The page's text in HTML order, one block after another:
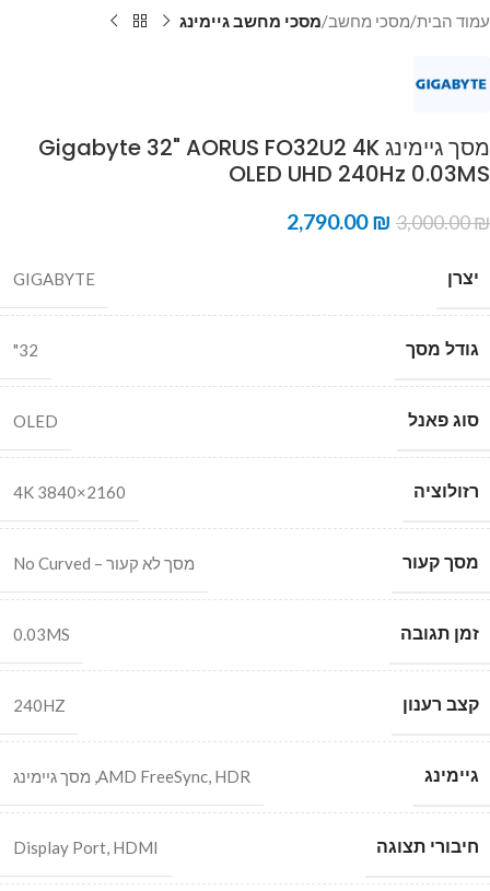
עמוד הבית מסכי מחשב מסכי מחשב גיימינג
מסך גיימינג Gigabyte 32" AORUS FO32U2 4K
OLED UHD 240Hz 0.03MS
3,000.00₪
2,790.00₪
יצרן GIGABYTE
גודל מסך 32"
סוג פאנל OLED
רזולוציה 4K 3840×2160
מסך קעור מסך לא קעור – No Curved
זמן תגובה 0.03MS
קצב רענון 240HZ
גיימינג AMD FreeSync, HDR
, מסך גיימינג
חיבורי תצוגה Display Port, HDMI